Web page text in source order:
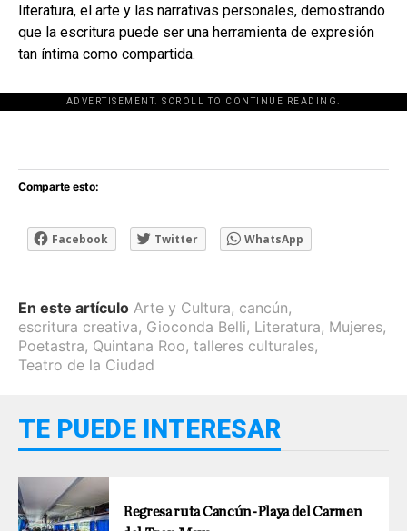
literatura, el arte y las narrativas personales, demostrando
que la escritura puede ser una herramienta de expresión
tan íntima como compartida.
ADVERTISEMENT. SCROLL TO CONTINUE READING.
[adsforwp id="243463"]
Comparte esto:
Facebook Twitter WhatsApp
En este artículo Arte y Cultura, cancún,
escritura creativa, Gioconda Belli, Literatura, Mujeres,
Poetastra, Quintana Roo, talleres culturales,
Teatro de la Ciudad
TE PUEDE INTERESAR
Regresa ruta Cancún-Playa del Carmen